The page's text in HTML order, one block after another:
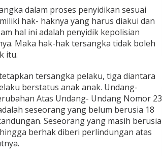
dalam proses penyidikan sesuai
hak- haknya yang harus diakui dan
hal ini adalah penyidik kepolisian
Maka hak-hak tersangka tidak boleh
itu.
tersangka pelaku, tiga diantara
berstatus anak anak. Undang-
Atas Undang- Undang Nomor 23
seseorang yang belum berusia 18
Seseorang yang masih berusia
berhak diberi perlindungan atas
Ini Dia Hubungan Partai Garuda
dengan Gerindra
Di Berita, Politik | Februari 19, 2018